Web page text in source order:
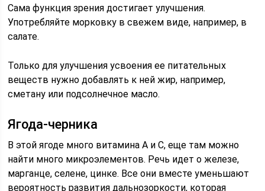
Сама функция зрения достигает улучшения.
Употребляйте морковку в свежем виде, например, в
салате.
Только для улучшения усвоения ее питательных
веществ нужно добавлять к ней жир, например,
сметану или подсолнечное масло.
Ягода-черника
В этой ягоде много витамина А и С, еще там можно
найти много микроэлементов. Речь идет о железе,
марганце, селене, цинке. Все они вместе уменьшают
вероятность развития дальнозоркости, которая